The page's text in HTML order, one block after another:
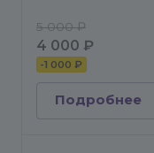
5 000 ₽
4 000 ₽
-1 000 ₽
Подробнее